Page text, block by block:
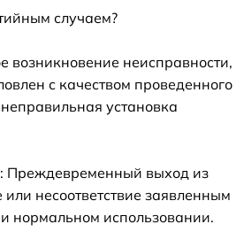
случаем?
возникновение неисправности,
с качеством проведенного
установка
Преждевременный выход из
или несоответствие заявленным
нормальном использовании.